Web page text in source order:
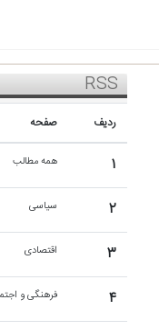
RSS
ردیف صفحه
۱ همه مطالب
۲ سیاسی
۳ اقتصادی
۴ فرهنگی و